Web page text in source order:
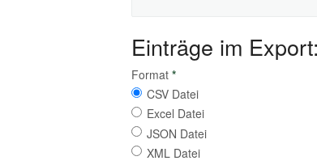
Einträge im
Format *
CSV Datei
Excel Datei
JSON Datei
XML Datei